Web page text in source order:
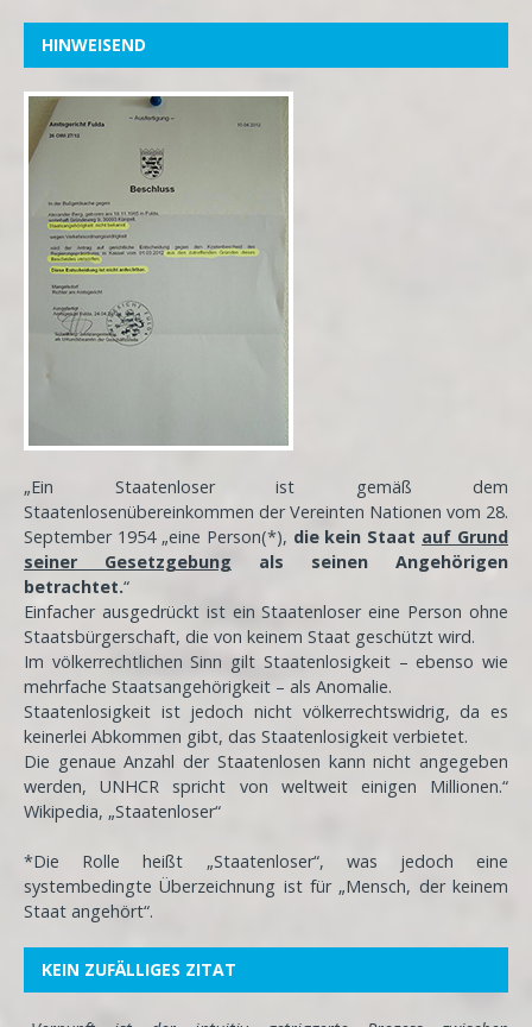
HINWEISEND
„Ein Staatenloser ist gemäß dem
Staatenlosenübereinkommen der Vereinten Nationen vom 28.
September 1954 „eine Person(*), die kein Staat auf Grund
seiner Gesetzgebung als seinen Angehörigen
betrachtet.“
Einfacher ausgedrückt ist ein Staatenloser eine Person ohne
Staatsbürgerschaft, die von keinem Staat geschützt wird.
Im völkerrechtlichen Sinn gilt Staatenlosigkeit – ebenso wie
mehrfache Staatsangehörigkeit – als Anomalie.
Staatenlosigkeit ist jedoch nicht völkerrechtswidrig, da es
keinerlei Abkommen gibt, das Staatenlosigkeit verbietet.
Die genaue Anzahl der Staatenlosen kann nicht angegeben
werden, UNHCR spricht von weltweit einigen Millionen.“
Wikipedia, „Staatenloser“
*Die Rolle heißt „Staatenloser“, was jedoch eine
systembedingte Überzeichnung ist für „Mensch, der keinem
Staat angehört“.
KEIN ZUFÄLLIGES ZITAT